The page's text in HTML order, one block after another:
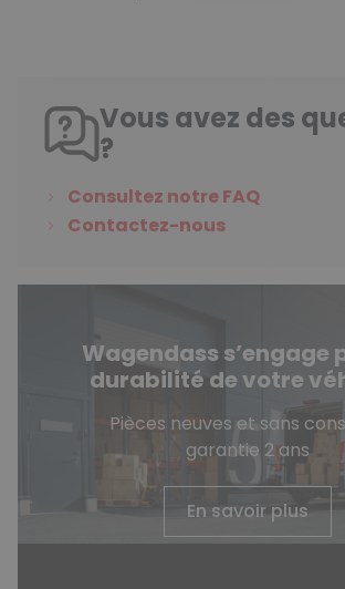
Vous avez des
?
Consultez notre FAQ
Contactez-nous
Wagendass s’engage
durabilité de votre
Pièces neuves et sans
garantie 2 ans
En savoir plus